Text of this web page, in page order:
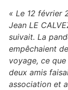
« Le 12 février
Jean LE
suivait. La
empêchaient
voyage, ce
deux amis
association et